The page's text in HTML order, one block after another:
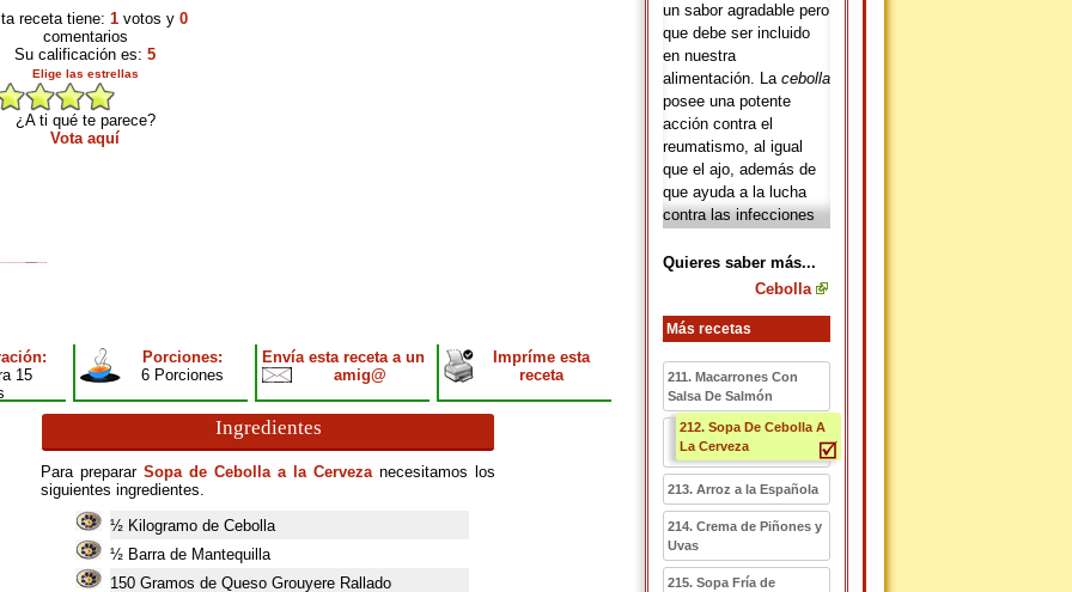
receta tiene: 1 votos y 0
comentarios
Su calificación es: 5
Elige las estrellas
¿A ti qué te parece?
Vota aquí
un sabor agradable pero
que debe ser incluido
en nuestra
alimentación. La cebolla
posee una potente
acción contra el
reumatismo, al igual
que el ajo, además de
que ayuda a la lucha
contra las infecciones
sosa y su potasa, que
alcalinizan la sangre. La
contenido del flavonoide
contiene fósforo, silicio,
vitaminas A, vitamina
B, vitamina C, azufre,
hierro, yodo, potasio y
dosis moderadas de
sodio; lo que ayuda a la
prevención de la
osteoporosis.
Quieres saber más...
Cebolla
Más recetas
211. Macarrones Con
Salsa De Salmón
212. Sopa De Cebolla A
La Cerveza
213. Arroz a la Española
214. Crema de Piñones y
Uvas
215. Sopa Fría de
15
Porciones:
6 Porciones
Envía esta receta a un
amig@
Impríme esta
receta
Ingredientes
Para preparar Sopa de Cebolla a la Cerveza necesitamos los
siguientes ingredientes.
½ Kilogramo de Cebolla
½ Barra de Mantequilla
150 Gramos de Queso Grouyere Rallado